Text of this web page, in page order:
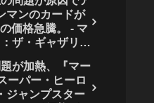
マンのカードが
価格急騰。 - マ
ザ・ギャザリン
が加熱、『マー
ーパー・ヒーロ
ジャンプスター